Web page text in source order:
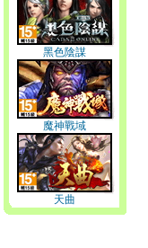
黑色陰謀
魔神戰域
天曲